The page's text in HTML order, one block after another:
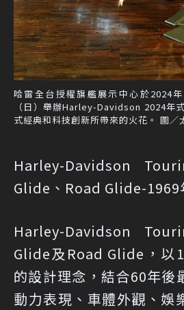
哈雷全台授權旗艦展示中心於2024
（日）舉辦Harley-Davidson 2024年
式經典和科技創新所帶來的火花。 圖／
Harley-Davidson
Glide、Road Glide-1969
Harley-Davidson
Glide及Road Glide，以
的設計理念，結合60年後
動力表現、車體外觀、娛